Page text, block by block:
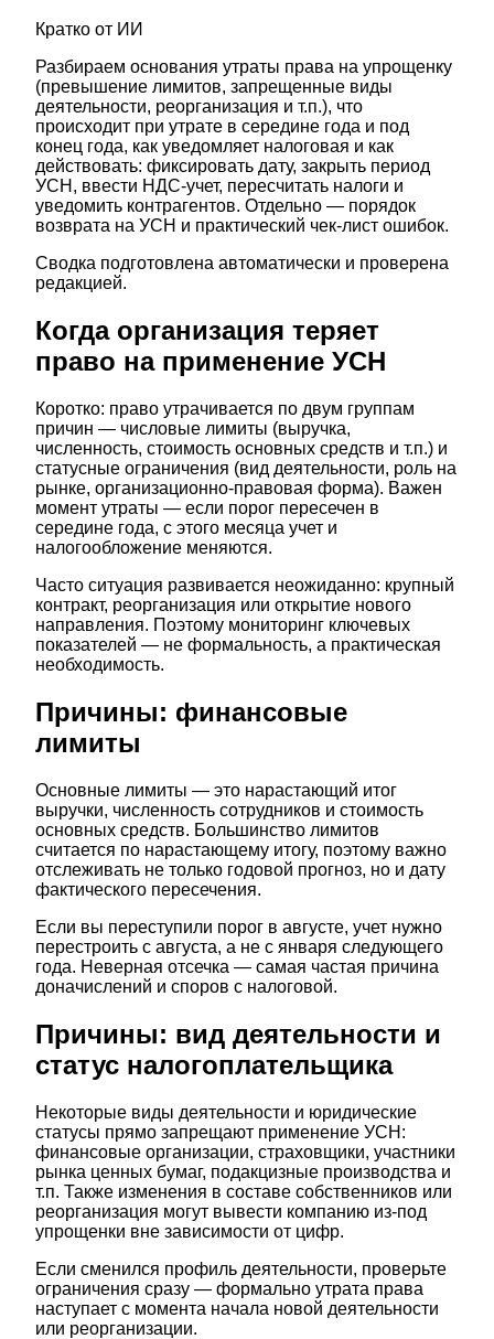
Кратко от ИИ
Разбираем основания утраты права на упрощенку
(превышение лимитов, запрещенные виды
деятельности, реорганизация и т.п.), что
происходит при утрате в середине года и под
конец года, как уведомляет налоговая и как
действовать: фиксировать дату, закрыть период
УСН, ввести НДС-учет, пересчитать налоги и
уведомить контрагентов. Отдельно — порядок
возврата на УСН и практический чек-лист ошибок.
Сводка подготовлена автоматически и проверена
редакцией.
Когда организация теряет
право на применение УСН
Коротко: право утрачивается по двум группам
причин — числовые лимиты (выручка,
численность, стоимость основных средств и т.п.) и
статусные ограничения (вид деятельности, роль на
рынке, организационно-правовая форма). Важен
момент утраты — если порог пересечен в
середине года, с этого месяца учет и
налогообложение меняются.
Часто ситуация развивается неожиданно: крупный
контракт, реорганизация или открытие нового
направления. Поэтому мониторинг ключевых
показателей — не формальность, а практическая
необходимость.
Причины: финансовые
лимиты
Основные лимиты — это нарастающий итог
выручки, численность сотрудников и стоимость
основных средств. Большинство лимитов
считается по нарастающему итогу, поэтому важно
отслеживать не только годовой прогноз, но и дату
фактического пересечения.
Если вы переступили порог в августе, учет нужно
перестроить с августа, а не с января следующего
года. Неверная отсечка — самая частая причина
доначислений и споров с налоговой.
Причины: вид деятельности и
статус налогоплательщика
Некоторые виды деятельности и юридические
статусы прямо запрещают применение УСН:
финансовые организации, страховщики, участники
рынка ценных бумаг, подакцизные производства и
т.п. Также изменения в составе собственников или
реорганизация могут вывести компанию из-под
упрощенки вне зависимости от цифр.
Если сменился профиль деятельности, проверьте
ограничения сразу — формально утрата права
наступает с момента начала новой деятельности
или реорганизации.